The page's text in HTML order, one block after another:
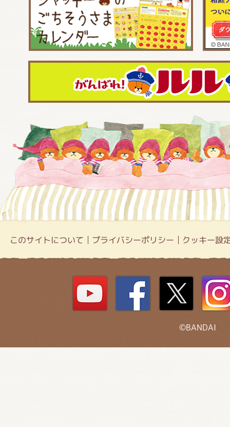
このサイトについて プライバシーポリシー クッキー設
©BANDAI